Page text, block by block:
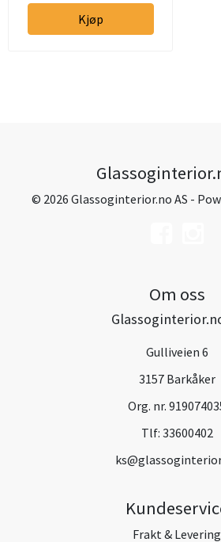
Kjøp
© 2026 Glassoginterior.no AS -
Om oss
Gulliveien 6
3157 Barkåker
Org. nr.
Tlf: 33600402
Frakt & Levering